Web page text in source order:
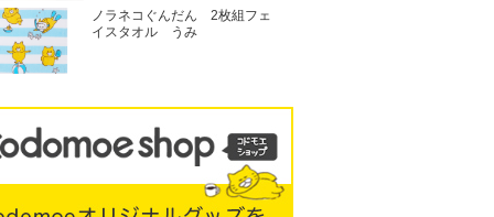
ノラネコぐんだん 2枚組フェ
イスタオル うみ